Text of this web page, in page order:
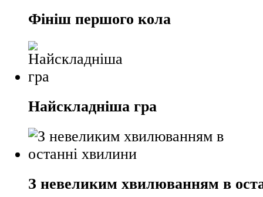
Фініш першого кола
Найскладніша гра
З невеликим хвилюванням в